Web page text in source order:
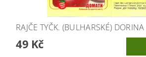
RAJČE TYČK. (BULHARSKÉ)
49 Kč